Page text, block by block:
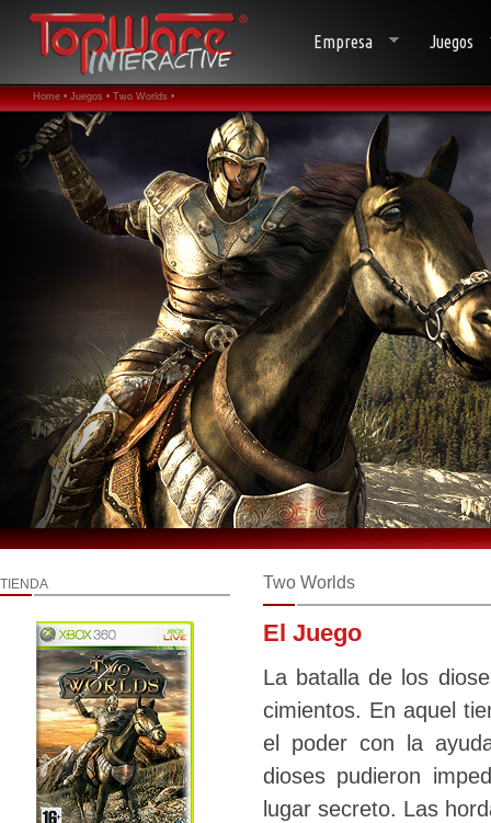
Empresa Juegos
Home • Juegos • Two Worlds •
TIENDA Two Worlds
El Juego
La batalla de los
cimientos. En aquel
el poder con la
dioses pudieron
lugar secreto. Las